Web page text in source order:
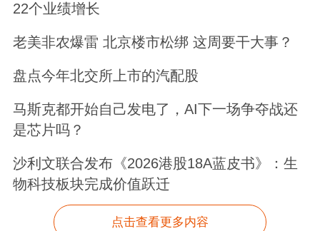
22个业绩增长
老美非农爆雷 北京楼市松绑 这周要干大事？
盘点今年北交所上市的汽配股
马斯克都开始自己发电了，AI下一场争夺战还
是芯片吗？
沙利文联合发布《2026港股18A蓝皮书》：生
物科技板块完成价值跃迁
点击查看更多内容